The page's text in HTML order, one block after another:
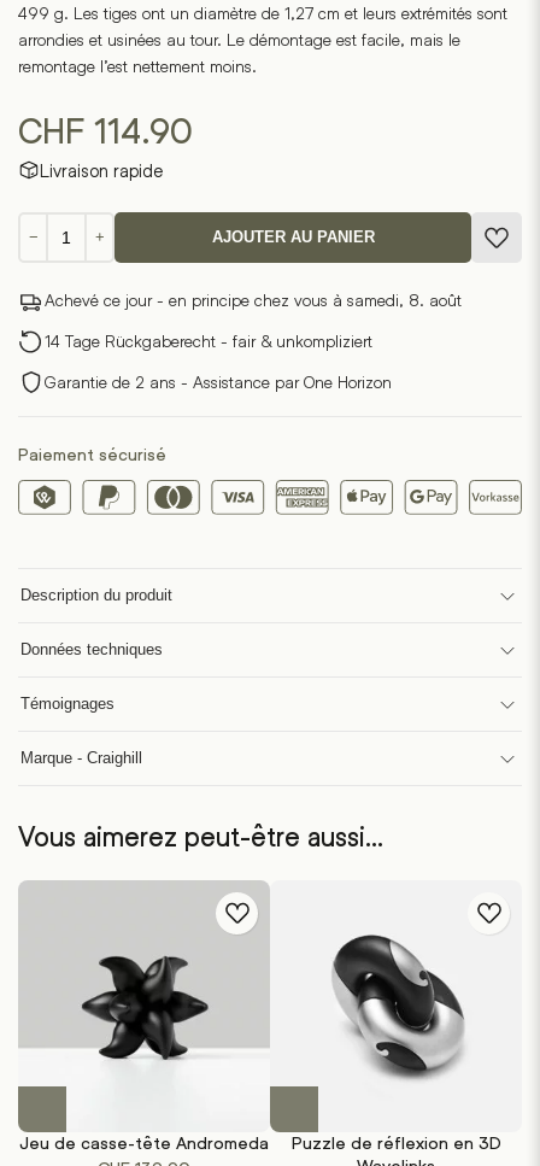
499 g. Les tiges ont un diamètre de 1,27 cm et leurs extrémités sont
arrondies et usinées au tour. Le démontage est facile, mais le
remontage l’est nettement moins.
CHF 114.90
Livraison rapide
−
de
3D
+ AJOUTER AU PANIER
Achevé ce jour - en principe chez vous à samedi, 8. août
14 Tage Rückgaberecht - fair & unkompliziert
Garantie de 2 ans - Assistance par One Horizon
Paiement sécurisé
Description du produit
Données techniques
Témoignages
Marque - Craighill
Vous aimerez peut-être aussi…
Jeu de casse-tête Andromeda
Puzzle de réflexion en 3D